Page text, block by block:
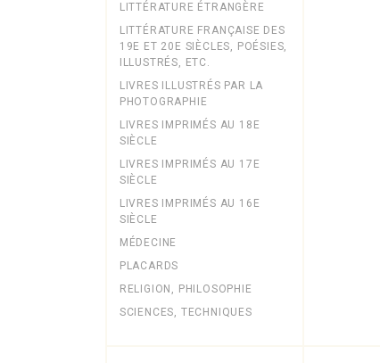
LITTÉRATURE ÉTRANGÈRE
LITTÉRATURE FRANÇAISE DES
19E ET 20E SIÈCLES, POÉSIES,
ILLUSTRÉS, ETC.
LIVRES ILLUSTRÉS PAR LA
PHOTOGRAPHIE
LIVRES IMPRIMÉS AU 18E
SIÈCLE
LIVRES IMPRIMÉS AU 17E
SIÈCLE
LIVRES IMPRIMÉS AU 16E
SIÈCLE
MÉDECINE
PLACARDS
RELIGION, PHILOSOPHIE
SCIENCES, TECHNIQUES